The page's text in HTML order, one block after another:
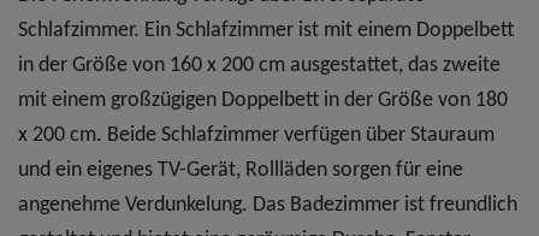
Schlafzimmer. Ein Schlafzimmer ist mit einem Doppelbett
in der Größe von 160 x 200 cm ausgestattet, das zweite
mit einem großzügigen Doppelbett in der Größe von 180
x 200 cm. Beide Schlafzimmer verfügen über Stauraum
und ein eigenes TV-Gerät, Rollläden sorgen für eine
angenehme Verdunkelung. Das Badezimmer ist freundlich